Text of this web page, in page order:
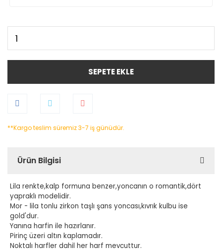
SEPETE EKLE
**Kargo teslim süremiz 3-7 iş günüdür.
Ürün Bilgisi
Lila renkte,kalp formuna benzer,yoncanın o romantik,dört
yapraklı modelidir.
Mor - lila tonlu zirkon taşlı şans yoncası,kıvrık kulbu ise
gold'dur.
Yanına harfin ile hazırlanır.
Pirinç üzeri altın kaplamadır.
Noktalı harfler dahil her harf mevcuttur.